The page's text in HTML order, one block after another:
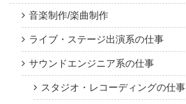
音楽制作/楽曲制作
ライブ・ステージ出演系の仕事
サウンドエンジニア系の仕事
スタジオ・レコーディングの仕事